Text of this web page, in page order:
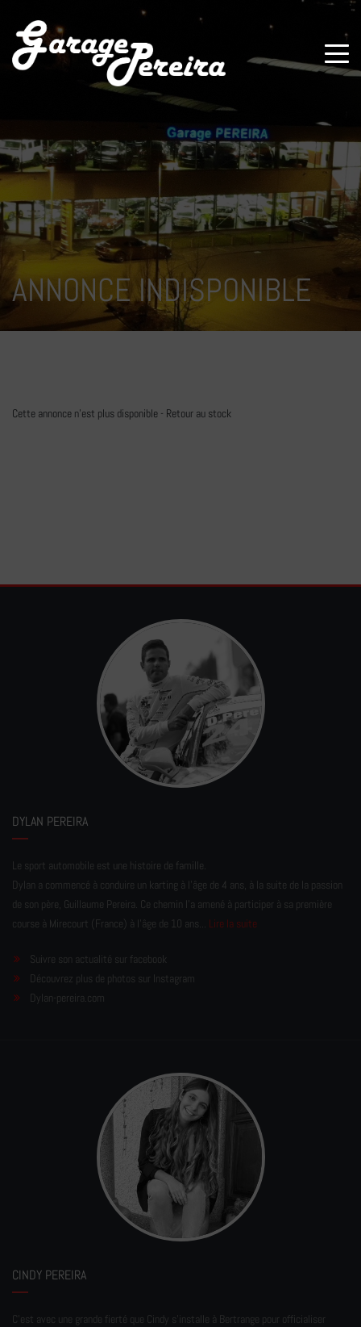
ANNONCE INDISPONIBLE
Cette annonce n'est plus disponible - Retour au stock
DYLAN PEREIRA
Le sport automobile est une histoire de famille.
Dylan a commencé à conduire un karting à l’âge de 4 ans, à la suite de la passion
de son père, Guillaume Pereira. Ce chemin l'a amené à participer à sa première
course à Mirecourt (France) à l'âge de 10 ans... Lire la suite
Suivre son actualité sur facebook
Découvrez plus de photos sur Instagram
Dylan-pereira.com
CINDY PEREIRA
C'est avec une grande fierté que Cindy s'installe à Bertrange pour officialiser
Paramètres avancés des cookies